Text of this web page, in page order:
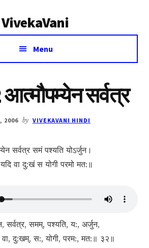
VivekaVani
Menu
सर्वत्र
2006 by VIVEKAVANI HINDI
सर्वत्र समं पश्यति योऽर्जुन।
वा दु:खं स योगी परमो मत:॥
सर्वत्र, समम्, पश्यति, य:, अर्जुन,
दु:खम्, स:, योगी, परम:, मत:॥ ३२॥